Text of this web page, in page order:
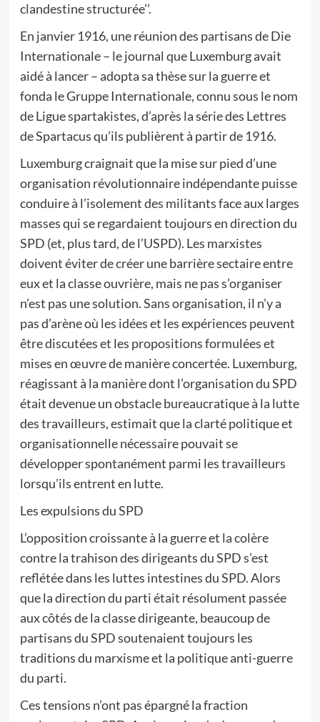
clandestine structurée’’.
En janvier 1916, une réunion des partisans de Die
Internationale – le journal que Luxemburg avait
aidé à lancer – adopta sa thèse sur la guerre et
fonda le Gruppe Internationale, connu sous le nom
de Ligue spartakistes, d’après la série des Lettres
de Spartacus qu’ils publièrent à partir de 1916.
Luxemburg craignait que la mise sur pied d’une
organisation révolutionnaire indépendante puisse
conduire à l’isolement des militants face aux larges
masses qui se regardaient toujours en direction du
SPD (et, plus tard, de l’USPD). Les marxistes
doivent éviter de créer une barrière sectaire entre
eux et la classe ouvrière, mais ne pas s’organiser
n’est pas une solution. Sans organisation, il n’y a
pas d’arène où les idées et les expériences peuvent
être discutées et les propositions formulées et
mises en œuvre de manière concertée. Luxemburg,
réagissant à la manière dont l’organisation du SPD
était devenue un obstacle bureaucratique à la lutte
des travailleurs, estimait que la clarté politique et
organisationnelle nécessaire pouvait se
développer spontanément parmi les travailleurs
lorsqu’ils entrent en lutte.
Les expulsions du SPD
L’opposition croissante à la guerre et la colère
contre la trahison des dirigeants du SPD s’est
reflétée dans les luttes intestines du SPD. Alors
que la direction du parti était résolument passée
aux côtés de la classe dirigeante, beaucoup de
partisans du SPD soutenaient toujours les
traditions du marxisme et la politique anti-guerre
du parti.
Ces tensions n’ont pas épargné la fraction